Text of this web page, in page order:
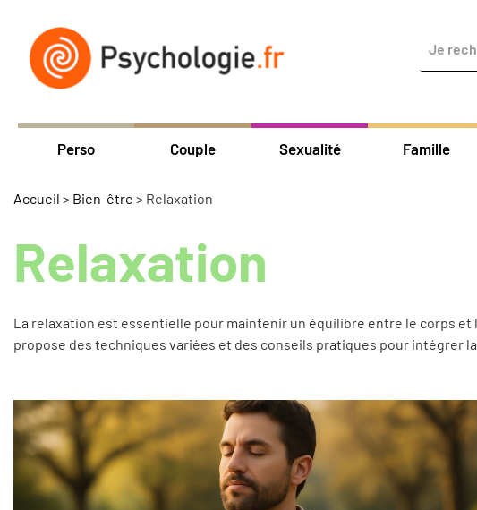
Perso Couple Sexualité Famille
Accueil > Bien-être > Relaxation
Relaxation
La relaxation est essentielle pour maintenir un équilibre entre le corps
propose des techniques variées et des conseils pratiques pour intégrer